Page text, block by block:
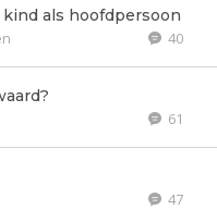
als hoofdpersoon
40
61
47